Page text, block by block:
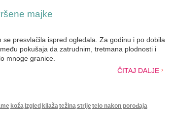
majke
se presvlačila ispred ogledala. Za godinu i po dobila
pokušaja da zatrudnim, tretmana plodnosti i
mnoge granice.
ČITAJ DALJE
koža Izgled kilažatežinastrijetelo nakon porođaja